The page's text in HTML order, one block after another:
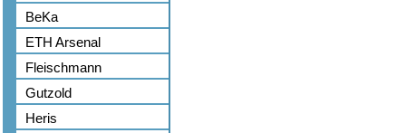
BeKa
ETH Arsenal
Fleischmann
Gutzold
Heris